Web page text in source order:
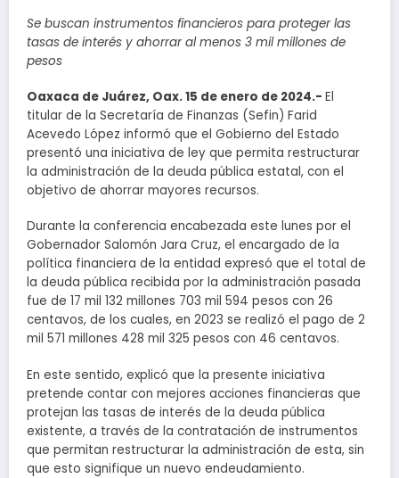
Se buscan instrumentos financieros para proteger las
tasas de interés y ahorrar al menos 3 mil millones de
pesos
Oaxaca de Juárez, Oax. 15 de enero de 2024.- El
titular de la Secretaría de Finanzas (Sefin) Farid
Acevedo López informó que el Gobierno del Estado
presentó una iniciativa de ley que permita restructurar
la administración de la deuda pública estatal, con el
objetivo de ahorrar mayores recursos.
Durante la conferencia encabezada este lunes por el
Gobernador Salomón Jara Cruz, el encargado de la
política financiera de la entidad expresó que el total de
la deuda pública recibida por la administración pasada
fue de 17 mil 132 millones 703 mil 594 pesos con 26
centavos, de los cuales, en 2023 se realizó el pago de 2
mil 571 millones 428 mil 325 pesos con 46 centavos.
En este sentido, explicó que la presente iniciativa
pretende contar con mejores acciones financieras que
protejan las tasas de interés de la deuda pública
existente, a través de la contratación de instrumentos
que permitan restructurar la administración de esta, sin
que esto signifique un nuevo endeudamiento.